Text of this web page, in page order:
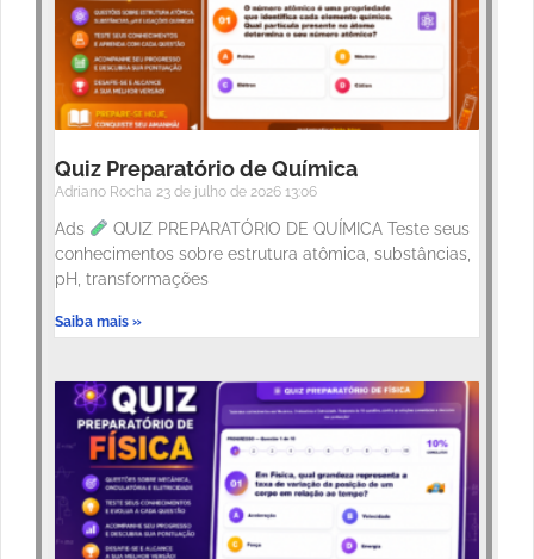
Quiz Preparatório de Química
Adriano Rocha 23 de julho de 2026 13:06
Ads
QUIZ PREPARATÓRIO DE QUÍMICA Teste seus
conhecimentos sobre estrutura atômica, substâncias,
pH, transformações
Saiba mais »